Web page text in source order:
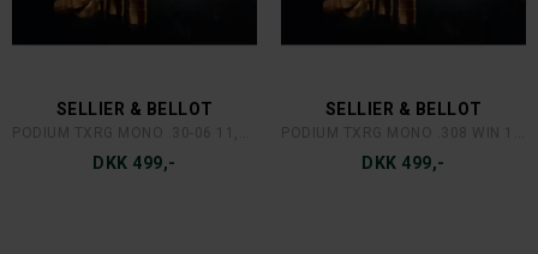
SELLIER & BELLOT
DKK 499,-
SELLIER & BELLOT
DKK 499,-